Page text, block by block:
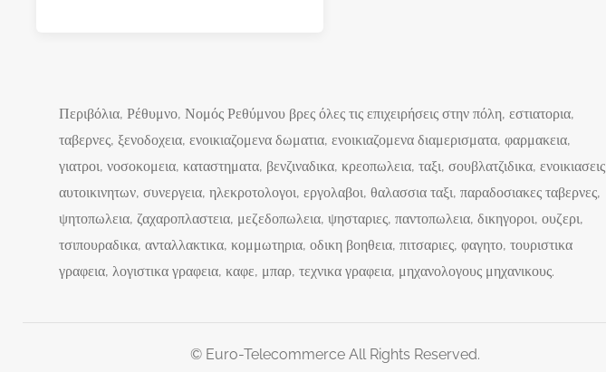
Περιβόλια, Ρέθυμνο, Νομός Ρεθύμνου βρες όλες τις επιχειρήσεις στην πόλη, εστιατορια,
ταβερνες, ξενοδοχεια, ενοικιαζομενα δωματια, ενοικιαζομενα διαμερισματα, φαρμακεια,
γιατροι, νοσοκομεια, καταστηματα, βενζιναδικα, κρεοπωλεια, ταξι, σουβλατζιδικα, ενοικιασεις
αυτοικινητων, συνεργεια, ηλεκροτολογοι, εργολαβοι, θαλασσια ταξι, παραδοσιακες ταβερνες,
ψητοπωλεια, ζαχαροπλαστεια, μεζεδοπωλεια, ψησταριες, παντοπωλεια, δικηγοροι, ουζερι,
τσιπουραδικα, ανταλλακτικα, κομμωτηρια, οδικη βοηθεια, πιτσαριες, φαγητο, τουριστικα
γραφεια, λογιστικα γραφεια, καφε, μπαρ, τεχνικα γραφεια, μηχανολογους μηχανικους.
© Euro-Telecommerce All Rights Reserved.